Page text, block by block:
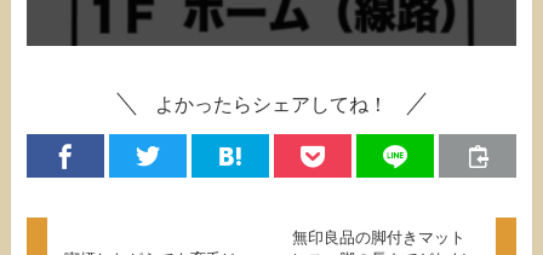
よかったらシェアしてね！
無印良品の脚付きマット